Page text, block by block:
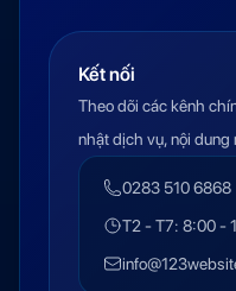
Kết nối
Theo dõi các kênh
nhật dịch vụ, nội dung
0283 510 6868
T2 - T7: 8:00 -